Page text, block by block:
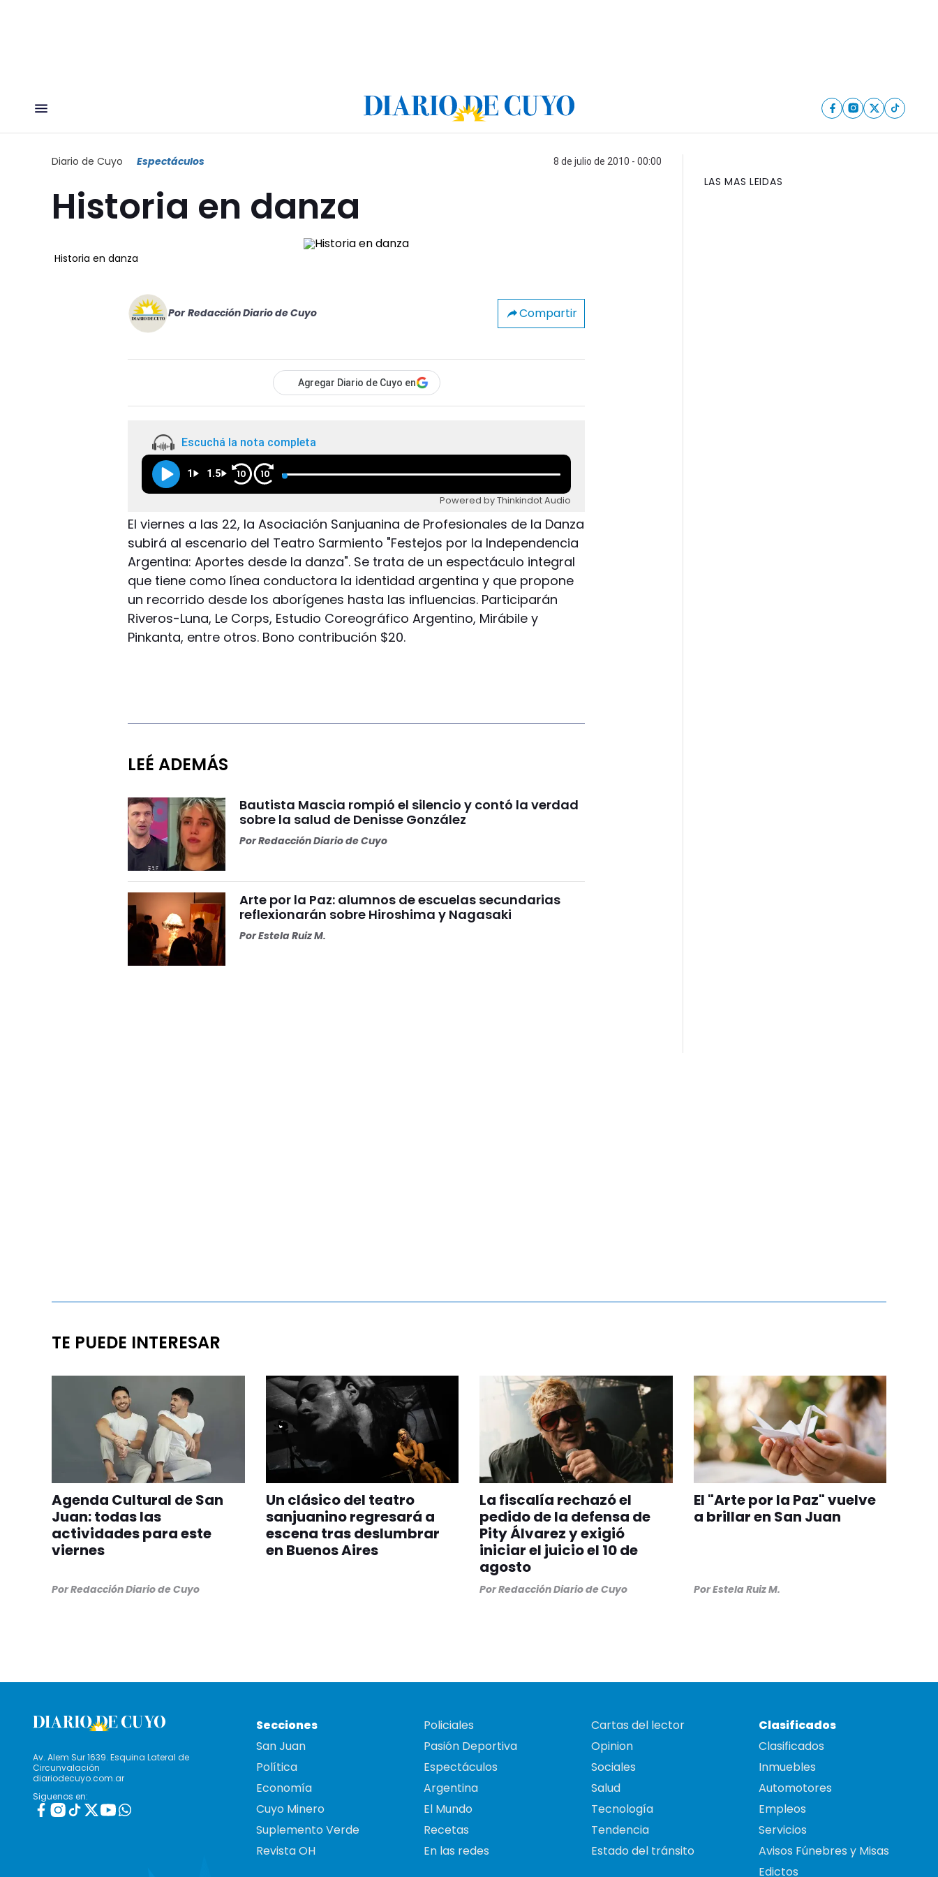
Diario de Cuyo Espectáculos 8 de julio de 2010 - 00:00
Historia en danza
Historia en danza
Por Redacción Diario de Cuyo Compartir
Agregar Diario de Cuyo en
Escuchá la nota completa
1 1.5 10 10
Powered by Thinkindot Audio
El viernes a las 22, la Asociación Sanjuanina de Profesionales de la Danza
subirá al escenario del Teatro Sarmiento "Festejos por la Independencia
Argentina: Aportes desde la danza". Se trata de un espectáculo integral
que tiene como línea conductora la identidad argentina y que propone
un recorrido desde los aborígenes hasta las influencias. Participarán
Riveros-Luna, Le Corps, Estudio Coreográfico Argentino, Mirábile y
Pinkanta, entre otros. Bono contribución $20.
LEÉ ADEMÁS
Bautista Mascia rompió el silencio y contó la verdad
sobre la salud de Denisse González
PorRedacción Diario de Cuyo
Arte por la Paz: alumnos de escuelas secundarias
reflexionarán sobre Hiroshima y Nagasaki
PorEstela Ruiz M.
LAS MAS LEIDAS
TE PUEDE INTERESAR
Agenda Cultural de San
Juan: todas las
actividades para este
viernes
PorRedacción Diario de Cuyo
Un clásico del teatro
sanjuanino regresará a
escena tras deslumbrar
en Buenos Aires
La fiscalía rechazó el
pedido de la defensa de
Pity Álvarez y exigió
iniciar el juicio el 10 de
agosto
PorRedacción Diario de Cuyo
El "Arte por la Paz" vuelve
a brillar en San Juan
PorEstela Ruiz M.
Av. Alem Sur 1639. Esquina Lateral de
Circunvalación
diariodecuyo.com.ar
Siguenos en:
Secciones
San Juan
Política
Economía
Cuyo Minero
Suplemento Verde
Revista OH
Policiales
Pasión Deportiva
Espectáculos
Argentina
El Mundo
Recetas
En las redes
Cartas del lector
Opinion
Sociales
Salud
Tecnología
Tendencia
Estado del tránsito
Clasificados
Clasificados
Inmuebles
Automotores
Empleos
Servicios
Avisos Fúnebres y Misas
Edictos